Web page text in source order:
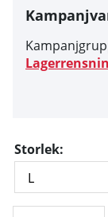
Storlek: